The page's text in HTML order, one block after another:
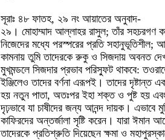
সূরাঃ ৪৮ ফাতহ, ২৯ নং আয়াতের অনুবাদ-
২৯। মোহাম্মাদ আল্লাহর রাসুল; তাঁর সহচরগণ
নিজেদের মধ্যে পরস্পরের প্রতি সহানুভূতিশীল;
কামনায় তুমি তাদেরকে রুকু ও সিজদায় অবনত
মুখমন্ডলে সিজদার প্রভাব পরিস্ফুট থাকবে:
ইঞ্জিলেও তাদের বর্ণনা এরূপই। তাদের দৃষ্টান্ত
হয় নতুন পাতা, অতঃপর ইহা শক্ত ও পুষ্ট হয় এবং
দৃঢ়ভাবে যা চাষীদের জন্য আনন্দ দায়ক। এভাবে
কাফিরদের অন্তর্জালা সৃষ্টি করেন। যারা ঈমান
তাদেরকে প্রতিশ্রুতি দিয়েছেন ক্ষমা ও